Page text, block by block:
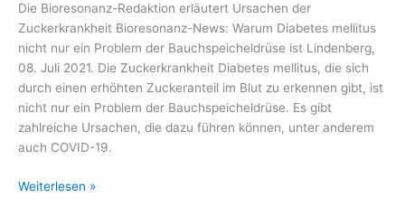
Die Bioresonanz-Redaktion erläutert Ursachen der
Zuckerkrankheit Bioresonanz-News: Warum Diabetes mellitus
nicht nur ein Problem der Bauchspeicheldrüse ist Lindenberg,
08. Juli 2021. Die Zuckerkrankheit Diabetes mellitus, die sich
durch einen erhöhten Zuckeranteil im Blut zu erkennen gibt, ist
nicht nur ein Problem der Bauchspeicheldrüse. Es gibt
zahlreiche Ursachen, die dazu führen können, unter anderem
auch COVID-19.
Warum
Weiterlesen »